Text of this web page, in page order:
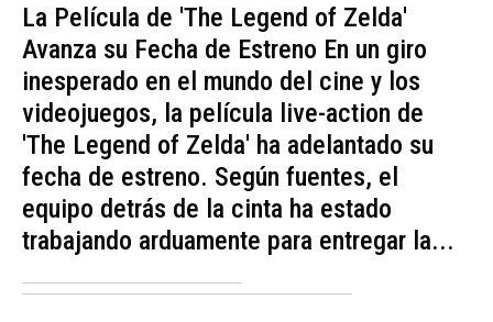
La Película de 'The Legend of Zelda'
Avanza su Fecha de Estreno En un giro
inesperado en el mundo del cine y los
videojuegos, la película live-action de
'The Legend of Zelda' ha adelantado su
fecha de estreno. Según fuentes, el
equipo detrás de la cinta ha estado
trabajando arduamente para entregar la...